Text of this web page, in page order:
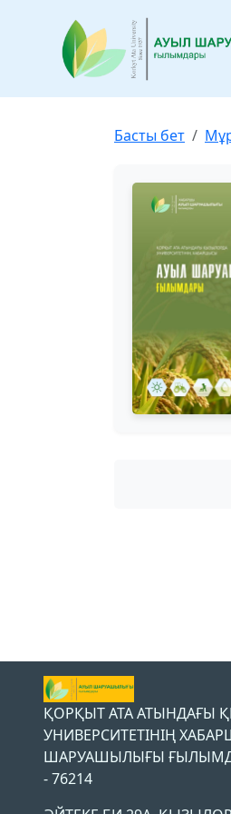
Басты бет
ҚОРҚЫТ АТА АТЫНДАҒЫ
УНИВЕРСИТЕТІНІҢ
ШАРУАШЫЛЫҒЫ
- 76214